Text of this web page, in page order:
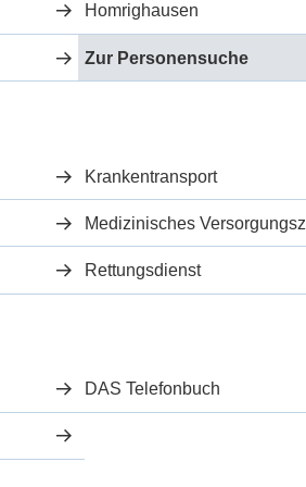
Homrighausen
Zur Personensuche
Krankentransport
Rettungsdienst
DAS Telefonbuch